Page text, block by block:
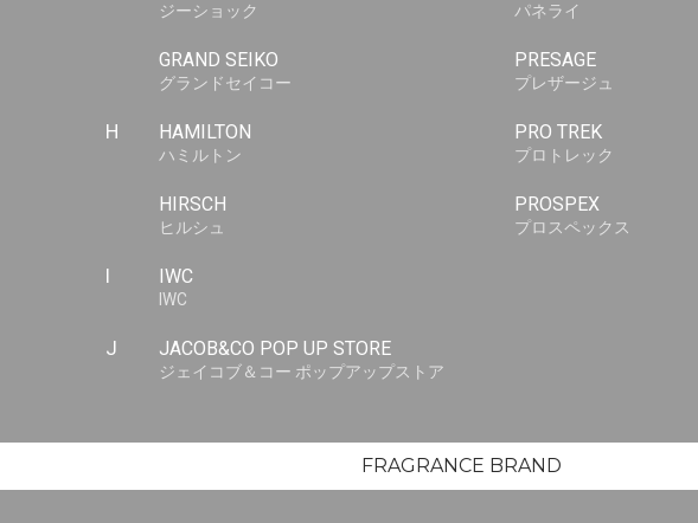
ジーショック
GRAND SEIKO
グランドセイコー
H HAMILTON
ハミルトン
HIRSCH
ヒルシュ
I IWC
IWC
J JACOB&CO POP UP STORE
ジェイコブ＆コー ポップアップストア
パネライ
PRESAGE
プレザージュ
PRO TREK
プロトレック
PROSPEX
プロスペックス
FRAGRANCE BRAND